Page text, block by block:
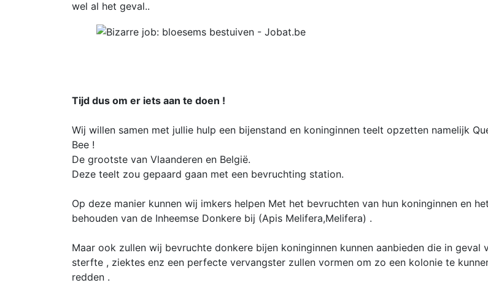
wel al het geval..
Tijd dus om er iets aan te doen !
Wij willen samen met jullie hulp een bijenstand en koninginnen teelt opzetten namelijk
Bee !
De grootste van Vlaanderen en België.
Deze teelt zou gepaard gaan met een bevruchting station.
Op deze manier kunnen wij imkers helpen Met het bevruchten van hun koninginnen en het
behouden van de Inheemse Donkere bij (Apis Melifera,Melifera) .
Maar ook zullen wij bevruchte donkere bijen koninginnen kunnen aanbieden die in geval
sterfte , ziektes enz een perfecte vervangster zullen vormen om zo een kolonie te
redden .